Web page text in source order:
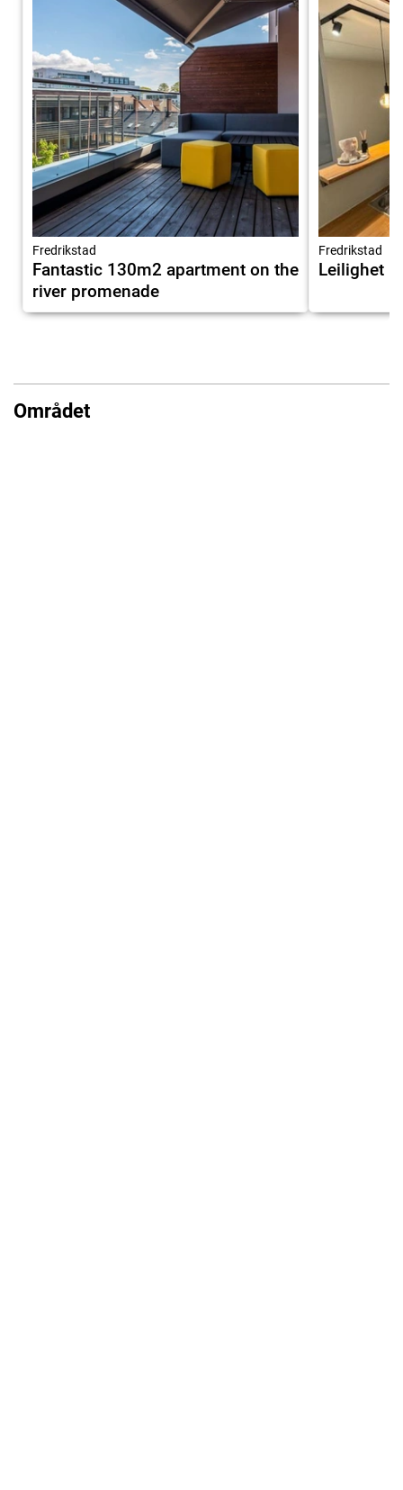
Fredrikstad
Fantastic 130m2 apartment on the
river promenade
Fredrikstad
Leilighet i
Området